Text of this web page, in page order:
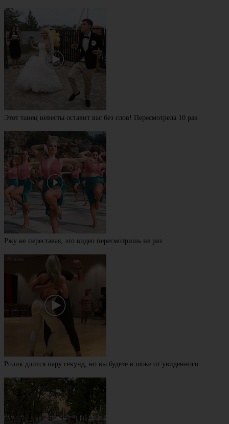
Этот танец невесты оставит вас без слов! Пересмотрела 10 раз
Ржу не переставая, это видео пересмотришь не раз
Ролик длится пару секунд, но вы будете в шоке от увиденного